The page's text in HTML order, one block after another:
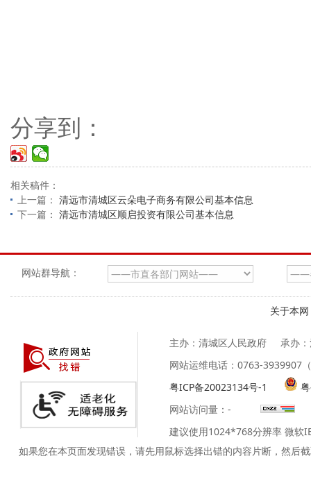
分享到：
相关稿件：
上一篇： 清远市清城区云朵电子商务有限公司基本信息
下一篇： 清远市清城区顺启投资有限公司基本信息
网站群导航：
关于本网
主办：清城区人民政府
承办
网站运维电话：0763-3939907
粤ICP备20023134号-1
网站访问量： -
建议使用1024*768分辨率 微软
如果您在本页面发现错误，请先用鼠标选择出错的内容片断，然后